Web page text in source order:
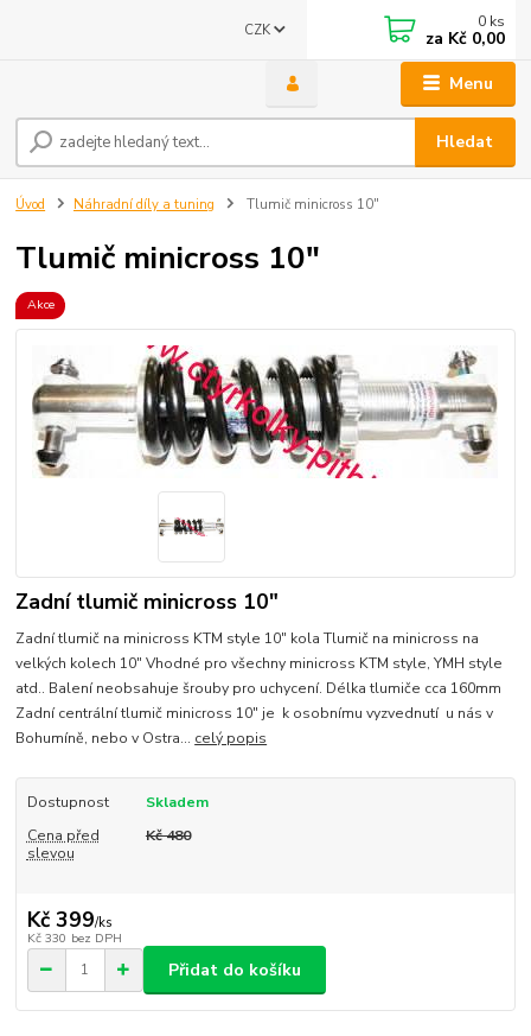
Menu
CZK
Hledat
0 ks
za Kč 0,00
Úvod Náhradní díly a tuning Tlumič minicross 10"
Tlumič minicross 10"
Akce
Zadní tlumič minicross 10"
Zadní tlumič na minicross KTM style 10" kola Tlumič na minicross na
velkých kolech 10" Vhodné pro všechny minicross KTM style, YMH style
atd.. Balení neobsahuje šrouby pro uchycení. Délka tlumiče cca 160mm
Zadní centrální tlumič minicross 10" je k osobnímu vyzvednutí u nás v
Bohumíně, nebo v Ostra... celý popis
Dostupnost
Skladem
Cena před
slevou
Kč 480
Kč 399/ks
Kč 330 bez DPH
Přidat do košíku